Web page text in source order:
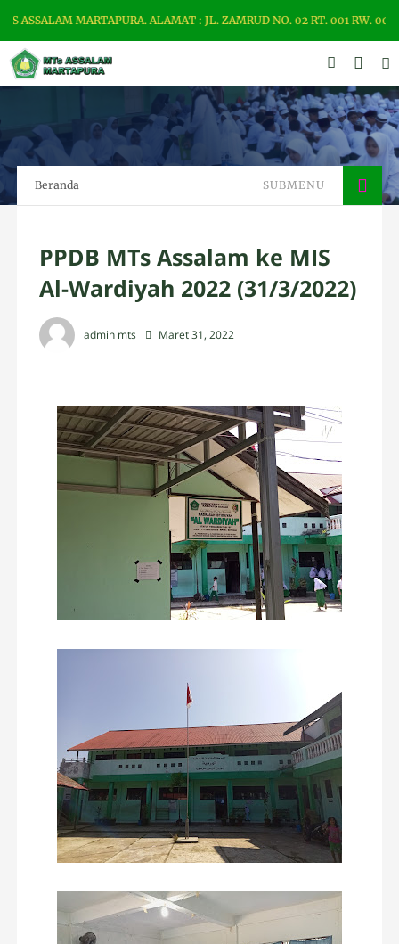
MARTAPURA. ALAMAT : JL. ZAMRUD NO. 02 RT. 001 RW. 001
Beranda SUBMENU
PPDB MTs Assalam ke MIS
Al-Wardiyah 2022 (31/3/2022)
admin mts Maret 31, 2022